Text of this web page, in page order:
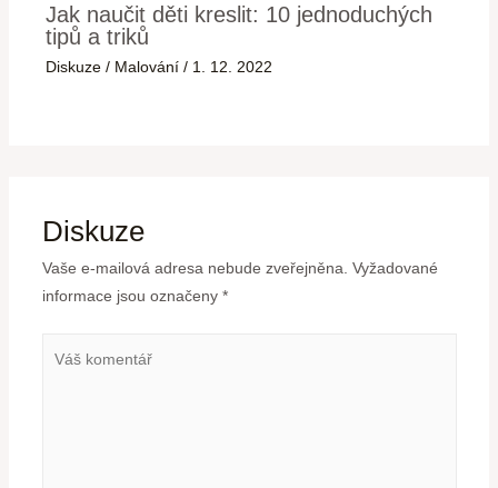
Jak naučit děti kreslit: 10 jednoduchých
tipů a triků
Diskuze / Malování / 1. 12. 2022
Diskuze
Vaše e-mailová adresa nebude zveřejněna. Vyžadované
informace jsou označeny *